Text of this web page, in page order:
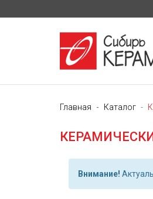
Главная Каталог
Внимание!